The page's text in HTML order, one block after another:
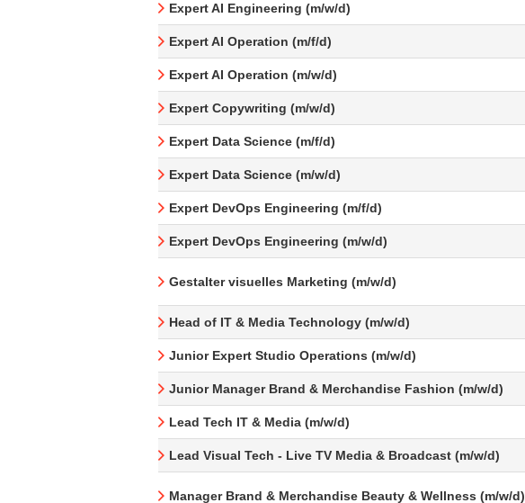
Expert AI Engineering (m/w/d)
Expert AI Operation (m/f/d)
Expert AI Operation (m/w/d)
Expert Copywriting (m/w/d)
Expert Data Science (m/f/d)
Expert Data Science (m/w/d)
Expert DevOps Engineering (m/f/d)
Expert DevOps Engineering (m/w/d)
Gestalter visuelles Marketing (m/w/d)
Head of IT & Media Technology (m/w/d)
Junior Expert Studio Operations (m/w/d)
Junior Manager Brand & Merchandise Fashion (m/w/d)
Lead Tech IT & Media (m/w/d)
Lead Visual Tech - Live TV Media & Broadcast (m/w/d)
Manager Brand & Merchandise Beauty & Wellness (m/w/d)